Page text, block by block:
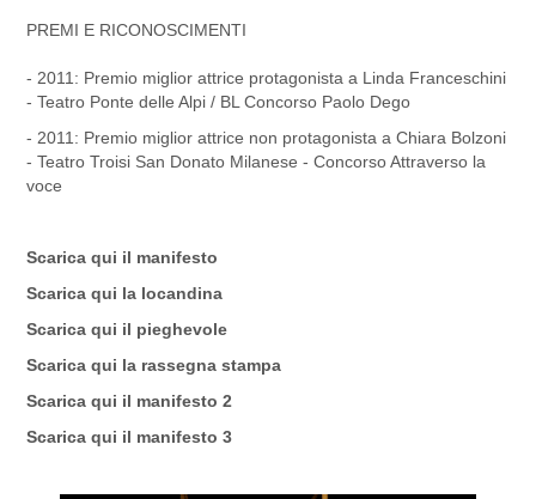
PREMI E RICONOSCIMENTI
- 2011: Premio miglior attrice protagonista a Linda Franceschini
- Teatro Ponte delle Alpi / BL Concorso Paolo Dego
- 2011: Premio miglior attrice non protagonista a Chiara Bolzoni
- Teatro Troisi San Donato Milanese - Concorso Attraverso la
voce
Scarica qui il manifesto
Scarica qui la locandina
Scarica qui il pieghevole
Scarica qui la rassegna stampa
Scarica qui il manifesto 2
Scarica qui il manifesto 3